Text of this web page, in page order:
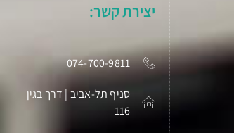
יצירת קשר:
074-700-9811
סניף תל-אביב | דרך בגין
116